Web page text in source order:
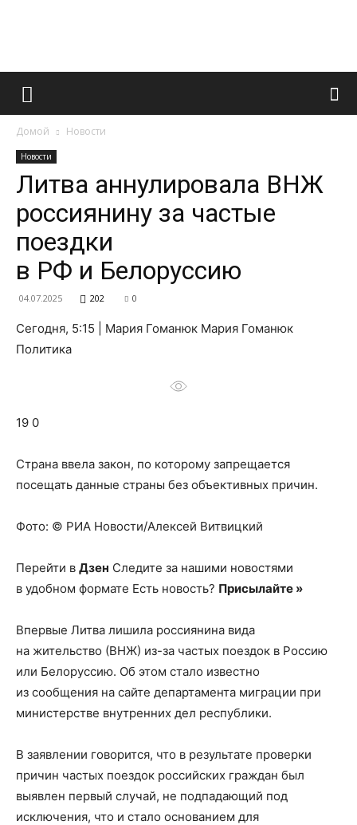
Французский
и
Домой Новости
Новости
Литва аннулировала ВНЖ
россиянину за частые
поездки
в РФ и Белоруссию
04.07.2025 202 0
Сегодня, 5:15 | Мария Гоманюк Мария Гоманюк
Политика
19 0
Страна ввела закон, по которому запрещается
посещать данные страны без объективных причин.
Фото: © РИА Новости/Алексей Витвицкий
Перейти в Дзен Следите за нашими новостями
в удобном формате Есть новость? Присылайте »
Впервые Литва лишила россиянина вида
на жительство (ВНЖ) из-за частых поездок в Россию
или Белоруссию. Об этом стало известно
из сообщения на сайте департамента миграции при
министерстве внутренних дел республики.
В заявлении говорится, что в результате проверки
причин частых поездок российских граждан был
выявлен первый случай, не подпадающий под
исключения, что и стало основанием для